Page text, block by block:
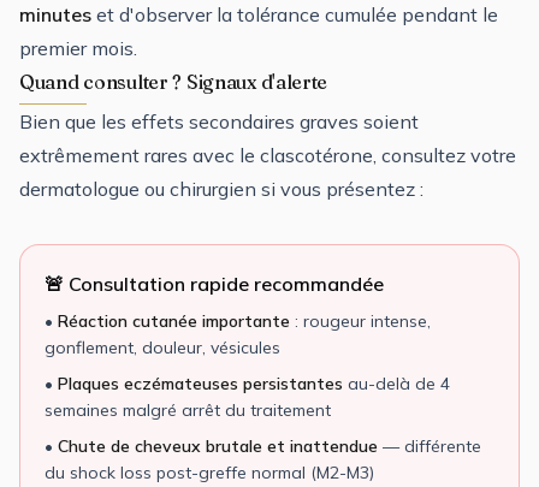
minutes et d'observer la tolérance cumulée pendant le
premier mois.
Quand consulter ? Signaux d'alerte
Bien que les effets secondaires graves soient
extrêmement rares avec le clascotérone, consultez votre
dermatologue ou chirurgien si vous présentez :
🚨 Consultation rapide recommandée
• Réaction cutanée importante : rougeur intense,
gonflement, douleur, vésicules
• Plaques eczémateuses persistantes au-delà de 4
semaines malgré arrêt du traitement
• Chute de cheveux brutale et inattendue — différente
du shock loss post-greffe normal (M2-M3)